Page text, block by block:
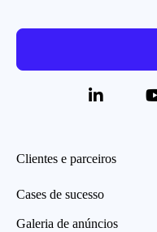
Clientes e parceiros
Cases de sucesso
Galeria de anúncios